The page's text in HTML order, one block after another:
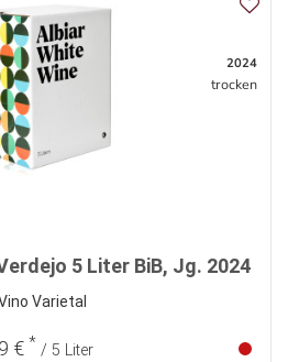
2024
trocken
5 Liter BiB, Jg. 2024
Varietal
€ * / 5 Liter